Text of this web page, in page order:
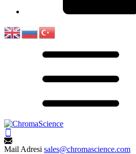
Mail Adresi sales@chromascience.com